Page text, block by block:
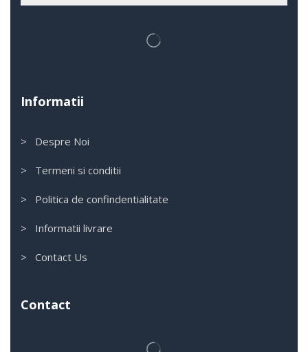
Informatii
> Despre Noi
> Termeni si conditii
> Politica de confindentialitate
> Informatii livrare
> Contact Us
Contact